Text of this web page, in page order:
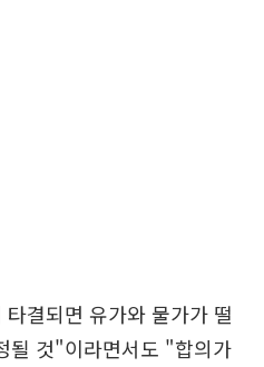
결되면 유가와 물가가 떨
될 것"이라면서도 "합의가